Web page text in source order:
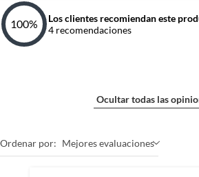
100%
Los clientes recomiendan este
4 recomendaciones
Ocultar todas las
Ordenar por: Mejores evaluaciones